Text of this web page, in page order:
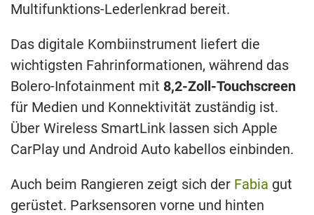
Multifunktions-Lederlenkrad bereit.
Das digitale Kombiinstrument liefert die
wichtigsten Fahrinformationen, während das
Bolero-Infotainment mit 8,2-Zoll-Touchscreen
für Medien und Konnektivität zuständig ist.
Über Wireless SmartLink lassen sich Apple
CarPlay und Android Auto kabellos einbinden.
Auch beim Rangieren zeigt sich der Fabia gut
gerüstet. Parksensoren vorne und hinten